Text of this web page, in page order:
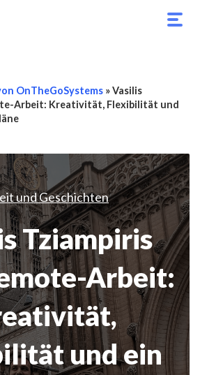
OnTheGoSystems »Vasilis
Arbeit: Kreativität, Flexibilität und
und Geschichten
Tziampiris
Arbeit:
und ein